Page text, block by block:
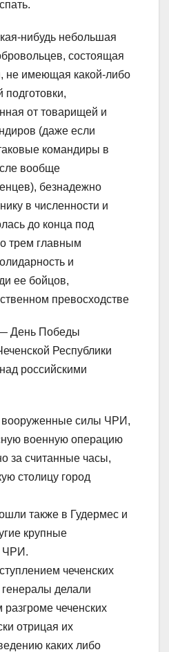
нибудь небольшая
состоящая
не имеющая какой-либо
подготовки,
от товарищей и
(даже если
командиры в
вообще
безнадежно
в численности и
до конца под
трем главным
и
ее бойцов,
превосходстве
— День Победы
Республики
российскими
вооруженные силы ЧРИ,
военную операцию
за считанные часы,
столицу город
также в Гудермес и
крупные
ЧРИ.
чеченских
делали
чеченских
отрицая их
каких либо